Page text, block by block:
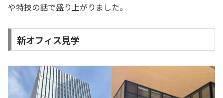
や特技の話で盛り上がりました。
新オフィス見学